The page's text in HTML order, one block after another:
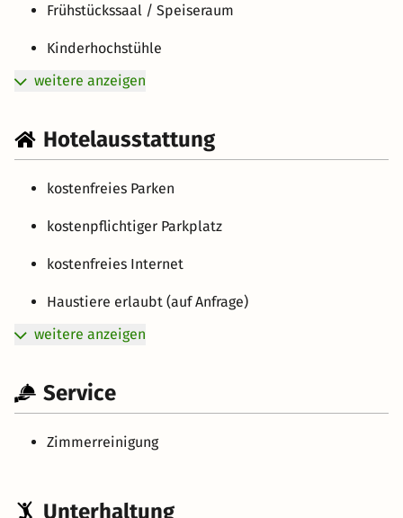
Frühstückssaal / Speiseraum
Kinderhochstühle
weitere anzeigen
Hotelausstattung
kostenfreies Parken
kostenpflichtiger Parkplatz
kostenfreies Internet
Haustiere erlaubt (auf Anfrage)
weitere anzeigen
Service
Zimmerreinigung
Unterhaltung